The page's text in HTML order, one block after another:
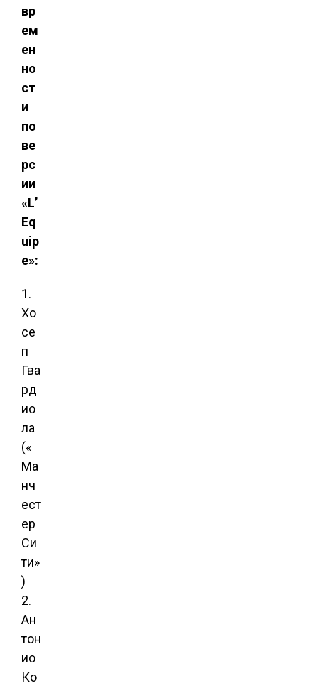
вр
ем
ен
но
ст
и
по
ве
рс
ии
«L’
Eq
uip
e»:
1.
Хо
се
п
Гва
рд
ио
ла
(«
Ма
нч
ест
ер
Си
ти»
)
2.
Ан
тон
ио
Ко